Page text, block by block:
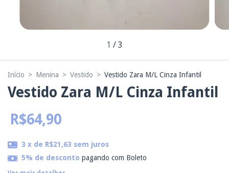
1 / 3
Início > Menina > Vestido > Vestido Zara M/L Cinza Infantil
Vestido Zara M/L Cinza Infantil
R$64,90
3 x de R$21,63 sem juros
5% de desconto pagando com Boleto